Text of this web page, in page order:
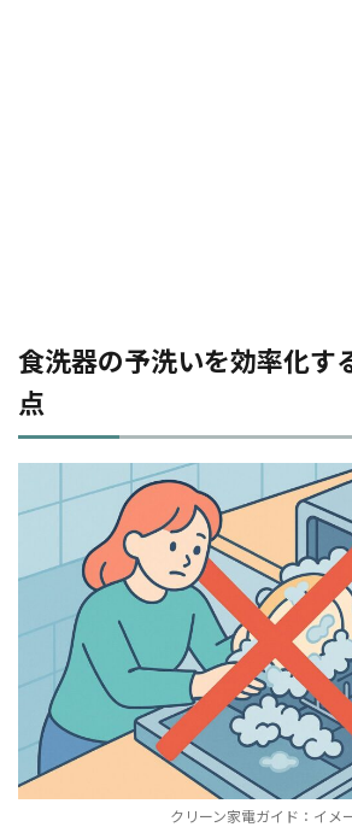
食洗器の予洗いを効率化す
点
クリーン家電ガイド：イメ